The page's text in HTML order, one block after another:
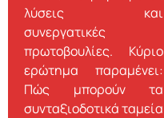
λύσεις και
συνεργατικές
πρωτοβουλίες. Κύριο
ερώτημα παραμένει:
Πώς μπορούν τα
συνταξιοδοτικά ταμεία